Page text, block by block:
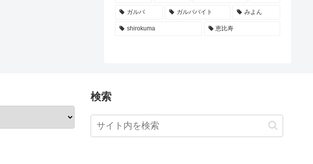
ガルバ ガルババイト みよん
shirokuma 恵比寿
検索